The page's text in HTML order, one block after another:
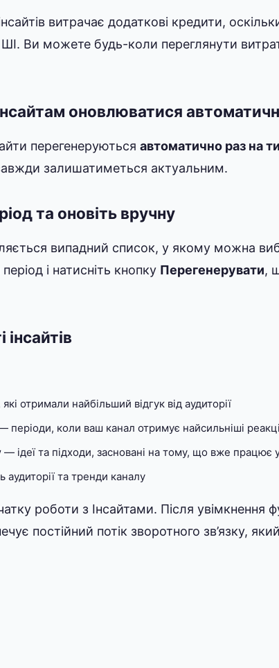
витрачає додаткові кредити,
Ви можете будь-коли переглянути
оновлюватися
перегенеруються автоматично раз на
залишатиметься актуальним.
та оновіть вручну
випадний список, у якому можна
і натисніть кнопку Перегенерувати,
отримали найбільший відгук від аудиторії
періоди, коли ваш канал отримує найсильніші
— ідеї та підходи, засновані на тому, що вже працює
аудиторії та тренди каналу
роботи з Інсайтами. Після увімкнення
постійний потік зворотного зв’язку,